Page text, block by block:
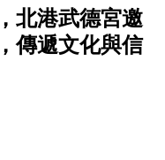
北港武德宮邀
傳遞文化與信